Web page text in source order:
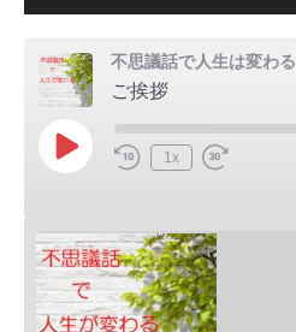
不思議話で人生は変わる
ご挨拶
Play
Episode
1x